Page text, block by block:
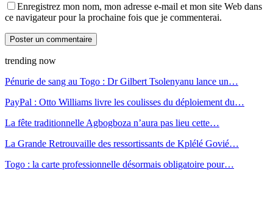
Enregistrez mon nom, mon adresse e-mail et mon site Web dans
ce navigateur pour la prochaine fois que je commenterai.
trending now
Pénurie de sang au Togo : Dr Gilbert Tsolenyanu lance un…
PayPal : Otto Williams livre les coulisses du déploiement du…
La fête traditionnelle Agbogboza n’aura pas lieu cette…
La Grande Retrouvaille des ressortissants de Kplélé Govié…
Togo : la carte professionnelle désormais obligatoire pour…